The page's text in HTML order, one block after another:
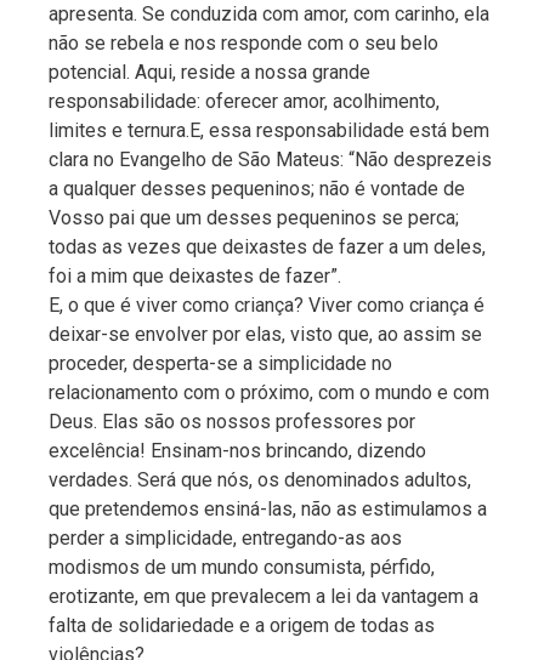
apresenta. Se conduzida com amor, com carinho, ela
não se rebela e nos responde com o seu belo
potencial. Aqui, reside a nossa grande
responsabilidade: oferecer amor, acolhimento,
limites e ternura.E, essa responsabilidade está bem
clara no Evangelho de São Mateus: “Não desprezeis
a qualquer desses pequeninos; não é vontade de
Vosso pai que um desses pequeninos se perca;
todas as vezes que deixastes de fazer a um deles,
foi a mim que deixastes de fazer”.
E, o que é viver como criança? Viver como criança é
deixar-se envolver por elas, visto que, ao assim se
proceder, desperta-se a simplicidade no
relacionamento com o próximo, com o mundo e com
Deus. Elas são os nossos professores por
excelência! Ensinam-nos brincando, dizendo
verdades. Será que nós, os denominados adultos,
que pretendemos ensiná-las, não as estimulamos a
perder a simplicidade, entregando-as aos
modismos de um mundo consumista, pérfido,
erotizante, em que prevalecem a lei da vantagem a
falta de solidariedade e a origem de todas as
violências?